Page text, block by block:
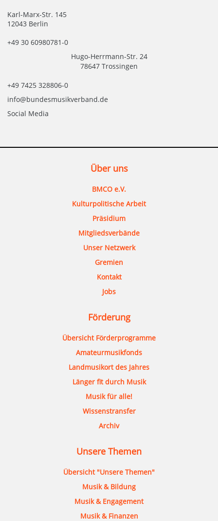
Karl-Marx-Str. 145
12043 Berlin
+49 30 60980781-0
Hugo-Herrmann-Str. 24
78647 Trossingen
+49 7425 328806-0
info@bundesmusikverband.de
Social Media
Über uns
BMCO e.V.
Kulturpolitische Arbeit
Präsidium
Mitgliedsverbände
Unser Netzwerk
Gremien
Kontakt
Jobs
Förderung
Übersicht Förderprogramme
Amateurmusikfonds
Landmusikort des Jahres
Länger fit durch Musik
Musik für alle!
Wissenstransfer
Archiv
Unsere Themen
Übersicht "Unsere Themen"
Musik & Bildung
Musik & Engagement
Musik & Finanzen